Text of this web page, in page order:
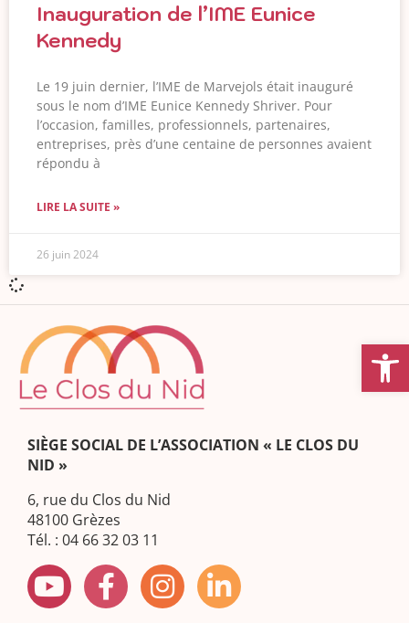
Ouvrir
Inauguration de l’IME Eunice
Kennedy
Le 19 juin dernier, l’IME de Marvejols était inauguré
sous le nom d’IME Eunice Kennedy Shriver. Pour
l’occasion, familles, professionnels, partenaires,
entreprises, près d’une centaine de personnes avaient
répondu à
LIRE LA SUITE »
26 juin 2024
SIÈGE SOCIAL DE L’ASSOCIATION « LE CLOS DU
NID »
6, rue du Clos du Nid
48100 Grèzes
Tél. : 04 66 32 03 11